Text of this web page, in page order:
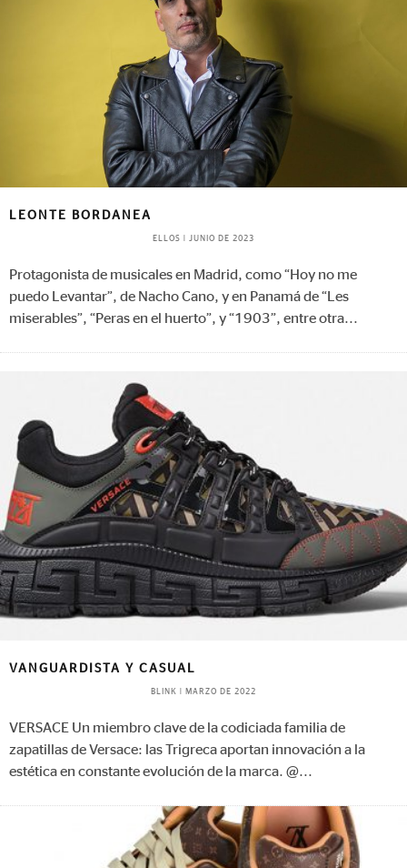
LEONTE BORDANEA
ELLOS JUNIO DE 2023
Protagonista de musicales en Madrid, como “Hoy no me
puedo Levantar”, de Nacho Cano, y en Panamá de “Les
miserables”, “Peras en el huerto”, y “1903”, entre otra...
VANGUARDISTA Y CASUAL
BLINK MARZO DE 2022
VERSACE Un miembro clave de la codiciada familia de
zapatillas de Versace: las Trigreca aportan innovación a la
estética en constante evolución de la marca. @...